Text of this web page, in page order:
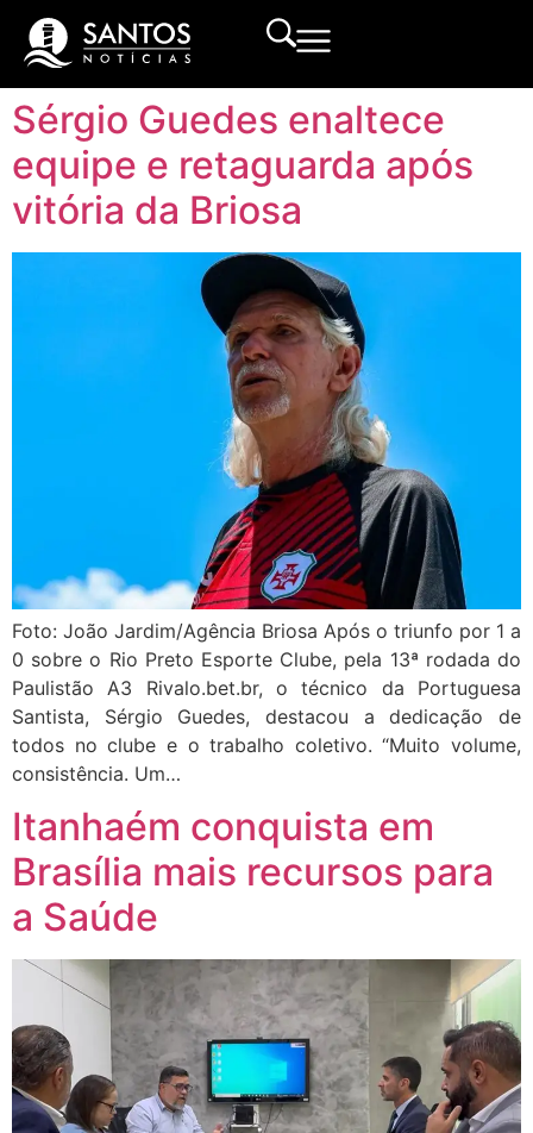
Sérgio Guedes enaltece
equipe e retaguarda após
vitória da Briosa
Foto: João Jardim/Agência Briosa Após o triunfo por 1 a
0 sobre o Rio Preto Esporte Clube, pela 13ª rodada do
Paulistão A3 Rivalo.bet.br, o técnico da Portuguesa
Santista, Sérgio Guedes, destacou a dedicação de
todos no clube e o trabalho coletivo. “Muito volume,
consistência. Um…
Itanhaém conquista em
Brasília mais recursos para
a Saúde